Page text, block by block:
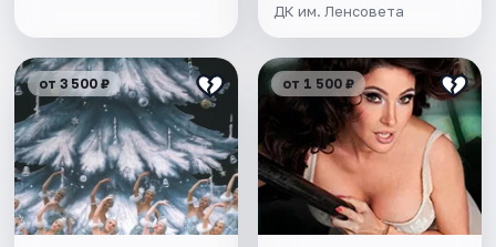
ДК им. Ленсовета
от 3 500 ₽ от 1 500 ₽